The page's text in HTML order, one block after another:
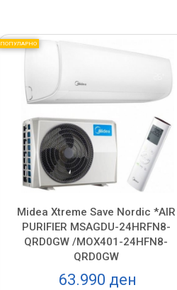
ПОПУЛАРНО
Midea Xtreme Save Nordic *AIR
PURIFIER MSAGDU-24HRFN8-
QRD0GW /MOX401-24HFN8-
QRD0GW
63.990 ден